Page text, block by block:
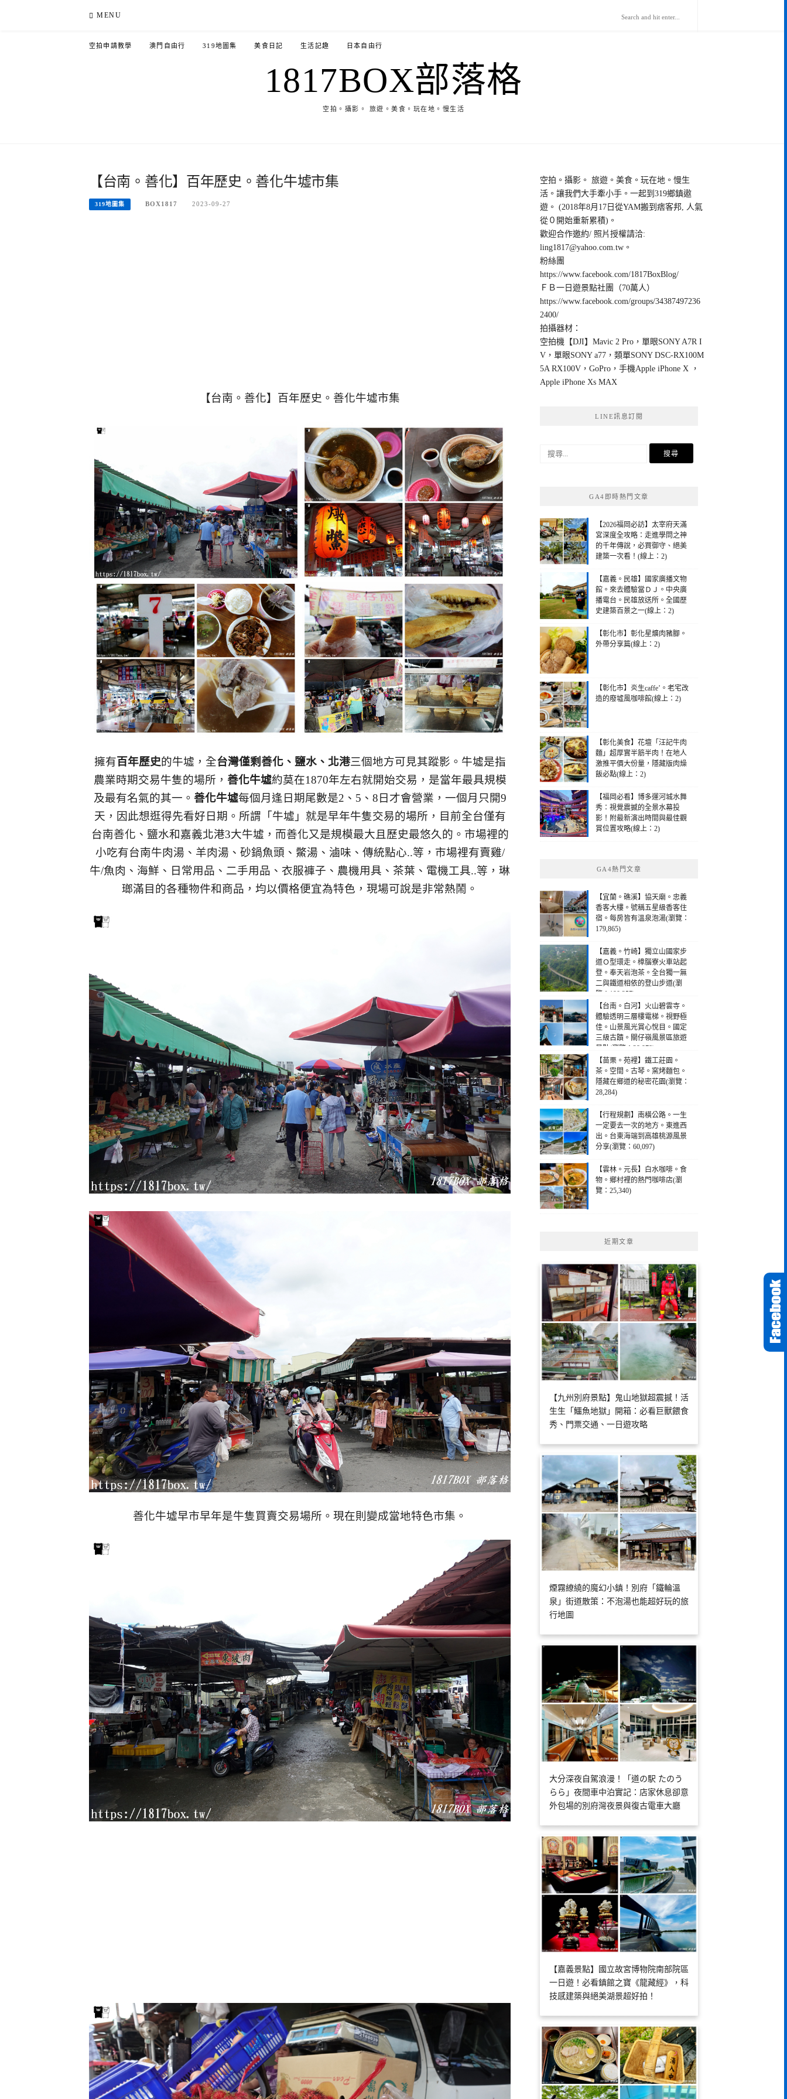
MENU
空拍申請教學 澳門自由行 319地圖集 美食日記 生活記趣 日本自由行
1817BOX部落格
空拍。攝影。 旅遊。美食。玩在地。慢生活
【台南。善化】百年歷史。善化牛墟市集
319地圖集 BOX1817 2023-09-27
【台南。善化】百年歷史。善化牛墟市集
擁有百年歷史的牛墟，全台灣僅剩善化、鹽水、北港三個地方可見其蹤影。牛墟是指
農業時期交易牛隻的場所， 善化牛墟約莫在1870年左右就開始交易，是當年最具規模
及最有名氣的其一。 善化牛墟每個月逢日期尾數是2、5、8日才會營業，一個月只開9
天，因此想逛得先看好日期。所謂「牛墟」就是早年牛隻交易的場所，目前全台僅有
台南善化、鹽水和嘉義北港3大牛墟，而善化又是規模最大且歷史最悠久的。市場裡的
小吃有台南牛肉湯、羊肉湯、砂鍋魚頭、鱉湯、滷味、傳統點心..等，市場裡有賣雞/
牛/魚肉、海鮮、日常用品、二手用品、衣服褲子、農機用具、茶葉、電機工具..等，琳
瑯滿目的各種物件和商品，均以價格便宜為特色，現場可說是非常熱鬧。
善化牛墟早市早年是牛隻買賣交易場所。現在則變成當地特色市集。
空拍。攝影。 旅遊。美食。玩在地。慢生
活。讓我們大手牽小手。一起到319鄉鎮遨
遊。 (2018年8月17日從YAM搬到痞客邦, 人氣
從０開始重新累積)。
歡迎合作邀約/ 照片授權請洽:
ling1817@yahoo.com.tw 。
粉絲團
https://www.facebook.com/1817BoxBlog/
ＦＢ一日遊景點社團（70萬人）
https://www.facebook.com/groups/34387497236
2400/
拍攝器材：
空拍機【DJI】Mavic 2 Pro，單眼SONY A7R I
V，單眼SONY a77，類單SONY DSC-RX100M
5A RX100V，GoPro，手機Apple iPhone X ，
Apple iPhone Xs MAX
LINE訊息訂閱
搜
GA4即時熱門文章
【2026福岡必訪】太宰府天滿
宮深度全攻略：走進學問之神
的千年傳說，必買御守、絕美
建築一次看！(線上：2)
【嘉義。民雄】國家廣播文物
館。來去體驗當ＤＪ。中央廣
播電台。民雄放送所。全國歷
史建築百景之一(線上：2)
【彰化市】彰化星爌肉豬腳。
外帶分享篇(線上：2)
【彰化市】炎生caffe’。老宅改
造的廢墟風咖啡館(線上：2)
【彰化美食】花壇「汪記牛肉
麵」超厚實半筋半肉！在地人
激推平價大份量，隱藏版肉燥
飯必點(線上：2)
【福岡必看】博多運河城水舞
秀：視覺震撼的全景水幕投
影！附最新演出時間與最佳觀
賞位置攻略(線上：2)
GA4熱門文章
【宜蘭。礁溪】協天廟。忠義
香客大樓。號稱五星級香客住
宿。每房皆有溫泉泡湯(瀏覽：
179,865)
【嘉義。竹崎】獨立山國家步
道Ｏ型環走。樟腦寮火車站起
登。奉天岩泡茶。全台獨一無
二與鐵道相依的登山步道(瀏
覽：190,257)
【台南。白河】火山碧雲寺。
體驗透明三層樓電梯。視野極
佳。山景風光賞心悅目。國定
三級古蹟。關仔嶺風景區旅遊
景點(瀏覽：28,978)
【苗栗。苑裡】鐵工莊園。
茶。空間。古琴。窯烤麵包。
隱藏在鄉道的秘密花園(瀏覽：
28,284)
【行程規劃】南橫公路。一生
一定要去一次的地方。東進西
出。台東海端到高雄桃源風景
分享(瀏覽：60,097)
【雲林。元長】白水咖啡。食
物。鄉村裡的熱門咖啡店(瀏
覽：25,340)
近期文章
【九州別府景點】鬼山地獄超震撼！活
生生「鱷魚地獄」開箱：必看巨獸餵食
秀、門票交通、一日遊攻略
煙霧繚繞的魔幻小鎮！別府「鐵輪溫
泉」街道散策：不泡湯也能超好玩的旅
行地圖
大分深夜自駕浪漫！「道の駅 たのう
らら」夜間車中泊實記：店家休息卻意
外包場的別府灣夜景與復古電車大廳
【嘉義景點】國立故宮博物院南部院區
一日遊！必看鎮館之寶《龍藏經》，科
技感建築與絕美湖景超好拍！